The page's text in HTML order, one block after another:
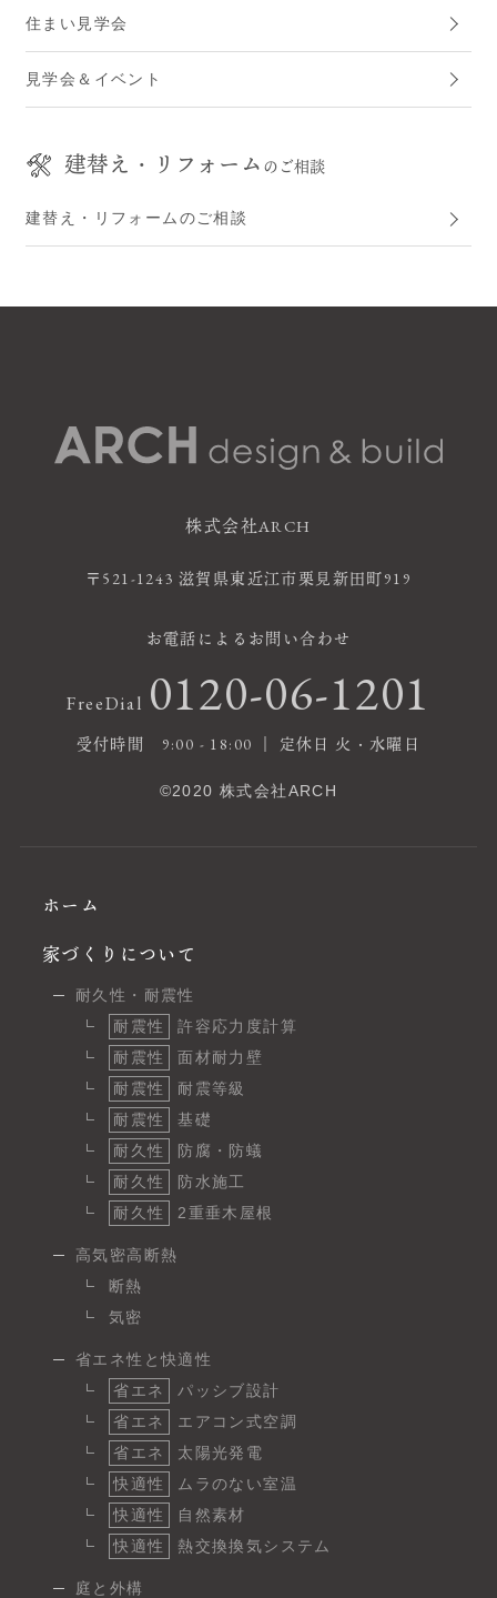
住まい見学会
見学会＆イベント
建替え・リフォーム のご相談
建替え・リフォームのご相談
株式会社ARCH
〒521-1243 滋賀県東近江市栗見新田町919
お電話によるお問い合わせ
FreeDial 0120-06-1201
受付時間 9:00 - 18:00 ｜ 定休日 火・水曜日
©2020 株式会社ARCH
ホーム
家づくりについて
耐久性・耐震性
耐震性
許容応力度計算
耐震性
面材耐力壁
耐震性
耐震等級
耐震性
基礎
耐久性
防腐・防蟻
耐久性
防水施工
耐久性
2重垂木屋根
高気密高断熱
断熱
気密
省エネ性と快適性
省エネ
パッシブ設計
省エネ
エアコン式空調
省エネ
太陽光発電
快適性
ムラのない室温
快適性
自然素材
快適性
熱交換換気システム
庭と外構